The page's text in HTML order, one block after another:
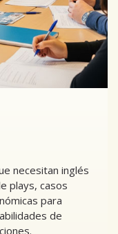
necesitan inglés
plays, casos
para
de